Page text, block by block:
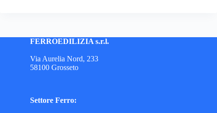
FERROEDILIZIA s.r.l.
Via Aurelia Nord, 233
58100 Grosseto
Settore Ferro: